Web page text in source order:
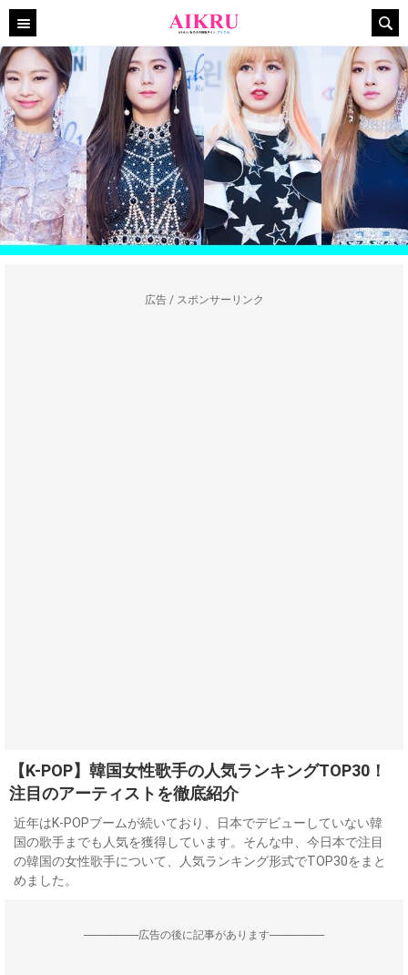
広告 / スポンサーリンク
【K-POP】韓国女性歌手の人気ランキングTOP30！
注目のアーティストを徹底紹介
近年はK-POPブームが続いており、日本でデビューしていない韓
国の歌手までも人気を獲得しています。そんな中、今日本で注目
の韓国の女性歌手について、人気ランキング形式でTOP30をまと
めました。
--------------------広告の後に記事があります--------------------